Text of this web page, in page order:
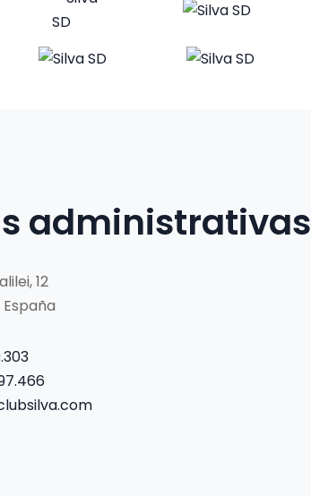
administrativas
12
España